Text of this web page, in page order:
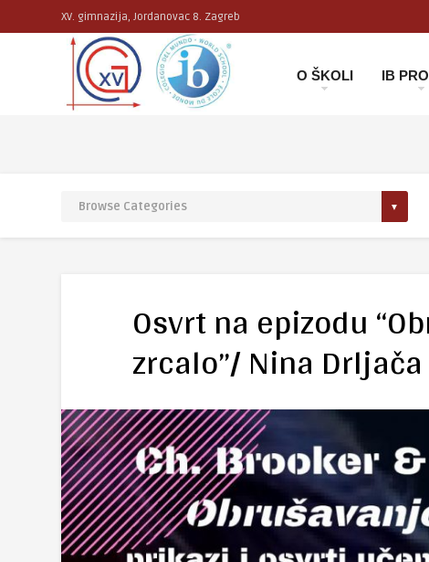
XV. gimnazija, Jordanovac 8. Zagreb
O ŠKOLI IB
Osvrt na epizodu
zrcalo”/ Nina Drljača